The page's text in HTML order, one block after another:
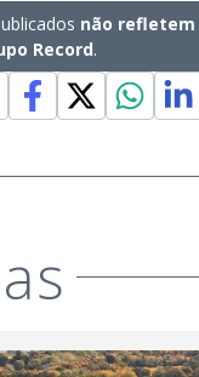
não refletem
Record.